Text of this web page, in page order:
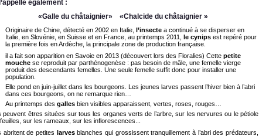
également :
«Galle du châtaignier» «Chalcide du châtaignier »
Originaire de Chine, détecté en 2002 en Italie, l’insecte a continué à se disperser en
Italie, en Slovénie, en Suisse et en France, au printemps 2011, le cynips est repéré pour
la première fois en Ardèche, la principale zone de production française.
il a fait son apparition en Savoie en 2013 (découvert lors des Floralies) Cette petite
mouche se reproduit par parthénogenèse : pas besoin de mâle, une femelle vierge
produit des descendants femelles. Une seule femelle suffit donc pour installer une
population.
Elle pond en juin-juillet dans les bourgeons. Les jeunes larves passent l’hiver bien à l’abri
dans ces bourgeons, on ne remarque rien…
Au printemps des galles bien visibles apparaissent, vertes, roses, rouges…
peuvent êtres situées sur tous les organes verts de l’arbre, sur les nervures ou le pétiole
sur les rameaux, sur les inflorescences...
abritent de petites larvesblanches qui grossissent tranquillement à l’abri des prédateurs,